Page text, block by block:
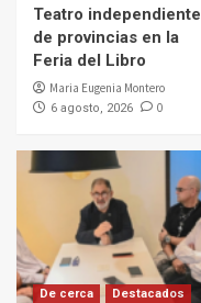
Teatro independiente
de provincias en la
Feria del Libro
Maria Eugenia Montero
6 agosto, 2026 0
De cerca Destacados